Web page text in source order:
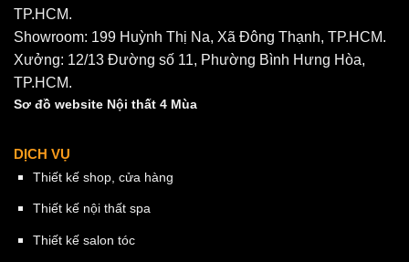
TP.HCM.
Showroom: 199 Huỳnh Thị Na, Xã Đông Thạnh, TP.HCM.
Xưởng: 12/13 Đường số 11, Phường Bình Hưng Hòa,
TP.HCM.
Sơ đồ website Nội thất 4 Mùa
DỊCH VỤ
Thiết kế shop, cửa hàng
Thiết kế nội thất spa
Thiết kế salon tóc